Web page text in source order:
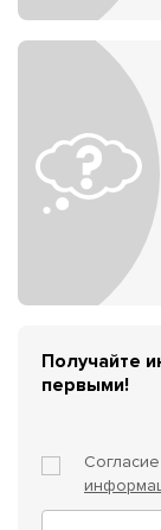
Получайте
первыми!